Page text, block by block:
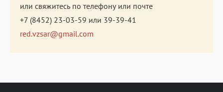
или свяжитесь по телефону или почте
+7 (8452) 23-03-59 или 39-39-41
red.vzsar@gmail.com